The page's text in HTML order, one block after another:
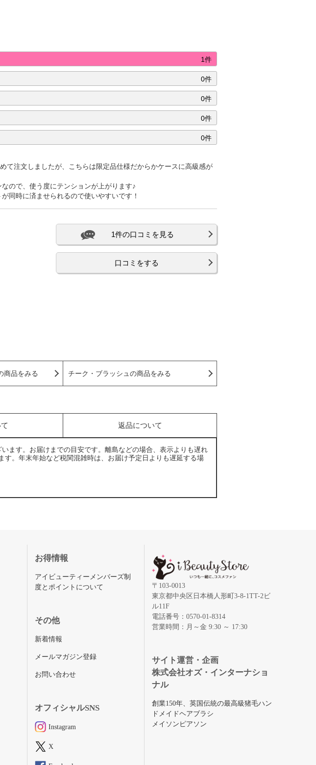
1件
0件
0件
0件
0件
て注文しましたが、こちらは限定品仕様だからかケースに高級感が
ので、使う度にテンションが上がります♪
同時に済ませられるので使いやすいです！
1件の口コミを見る
口コミをする
商品をみる チーク・ブラッシュの商品をみる
返品について
ます。お届けまでの目安です。離島などの場合、表示よりも遅れ
。年末年始など税関混雑時は、お届け予定日よりも遅延する場
お得情報
アイビューティーメンバーズ制
度とポイントについて
その他
新着情報
メールマガジン登録
お問い合わせ
オフィシャルSNS
Instagram
X
〒103-0013
東京都中央区日本橋人形町3-8-1TT-2ビ
ル11F
電話番号：0570-01-8314
営業時間：月～金 9:30 ～ 17:30
サイト運営・企画
株式会社オズ・インターナショ
ナル
創業150年、英国伝統の最高級猪毛ハン
ドメイドヘアブラシ
メイソンピアソン